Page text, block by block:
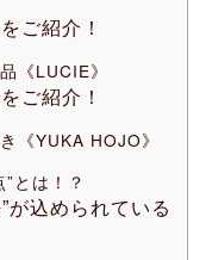
ご紹介！
《LUCIE》
ご紹介！
《YUKA HOJO》
とは！？
が込められている